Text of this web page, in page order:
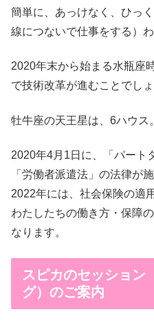
簡単に、あっけなく、ひっ
線につないで仕事をする）わ
2020年末から始まる水瓶座
で技術改革が進むことでしょ
牡牛座の天王星は、6ハウス。
2020年4月1日に、「パート
「労働者派遣法」の法律が
2022年には、社会保険の適
わたしたちの働き方・保障
なります。
スピカのセッション
グ）のご案内